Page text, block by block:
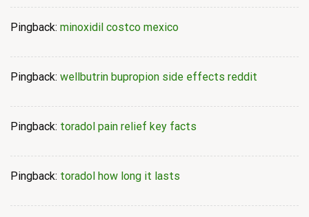
Pingback: minoxidil costco mexico
Pingback: wellbutrin bupropion side effects reddit
Pingback: toradol pain relief key facts
Pingback: toradol how long it lasts